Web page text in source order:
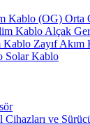
Orta
Alçak
Zayıf Akım
Solar Kablo